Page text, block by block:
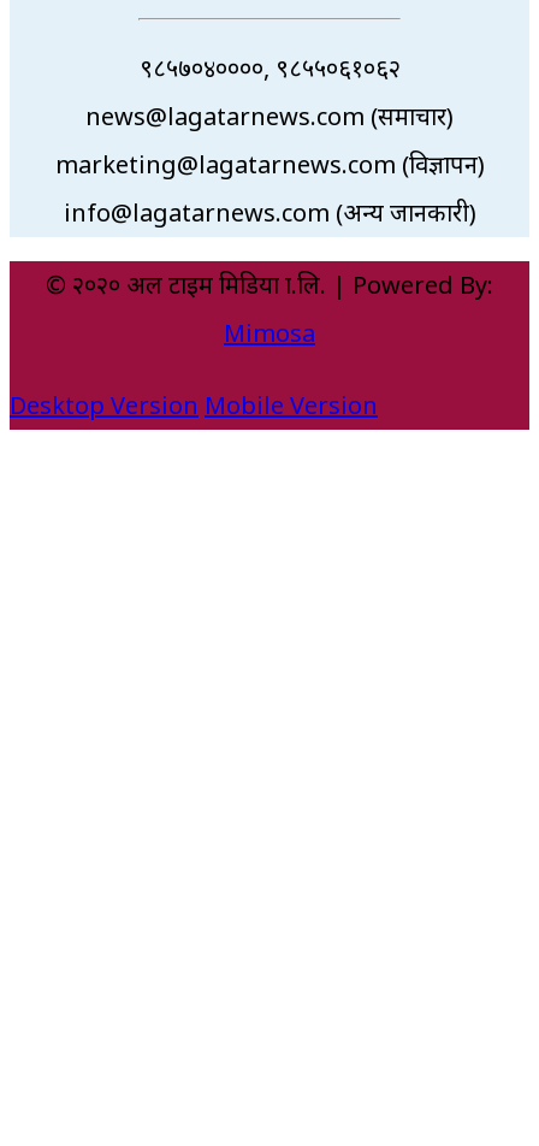
९८५७०४००००, ९८५५०६१०६२
news@lagatarnews.com (समाचार)
marketing@lagatarnews.com (विज्ञापन)
info@lagatarnews.com (अन्य जानकारी)
© २०२० अल टाइम मिडिया प्रा.लि. | Powered By:
Mimosa
Desktop Version Mobile Version